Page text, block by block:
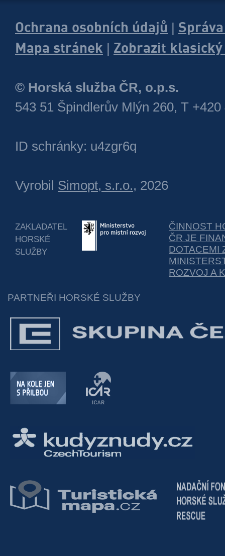
Ochrana osobních údajů
Mapa stránek
Zobrazit
© Horská služba ČR, o.p.s.
543 51 Špindlerův Mlýn 260, T +420
ID schránky: u4zgr6q
Vyrobil Simopt, s.r.o., 2026
ZAKLADATEL
HORSKÉ
SLUŽBY
ČINNOST
ČR JE
DOTACEMI
ROZVOJ A
PARTNEŘI HORSKÉ SLUŽBY